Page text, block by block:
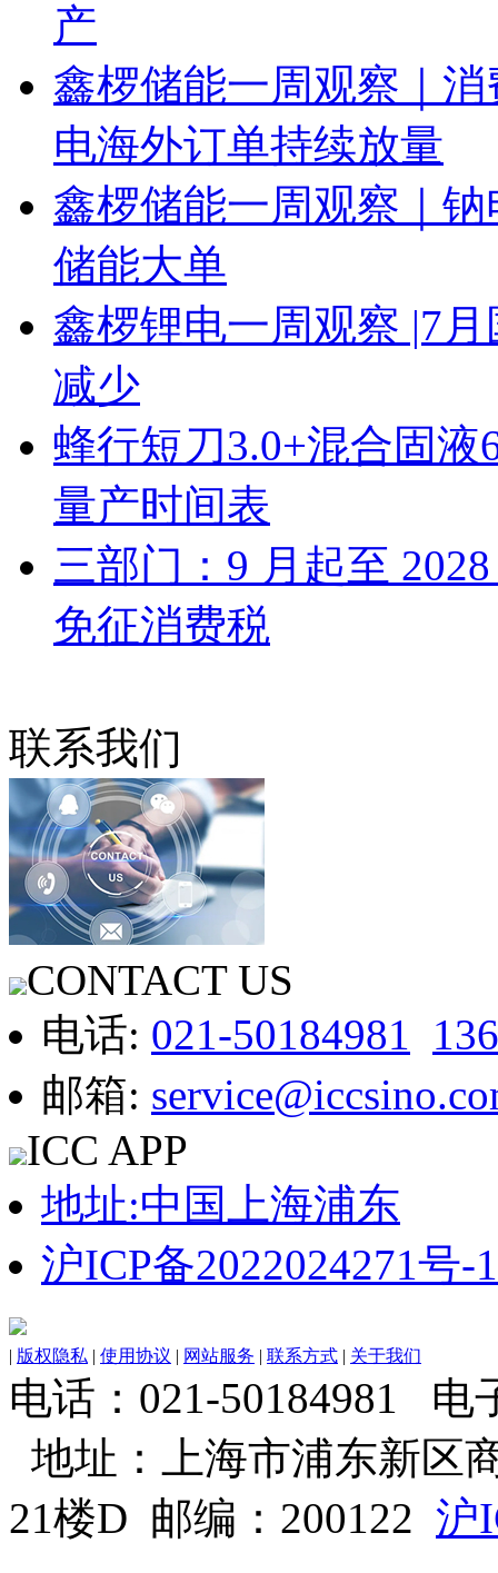
产
鑫椤储能一周观察｜
电海外订单持续放量
鑫椤储能一周观察｜
储能大单
鑫椤锂电一周观察 |7
减少
蜂行短刀3.0+混合固
量产时间表
三部门：9 月起至
免征消费税
联系我们
CONTACT US
电话: 021-50184981
邮箱:
ICC APP
地址:中国上海浦东
沪ICP备2022024271号-1
| 版权隐私 | 使用协议 | 网站服务 | 联系方式 | 关于我们
电话：021-50184981 电
地址：上海市浦东新区
21楼D 邮编：200122 沪